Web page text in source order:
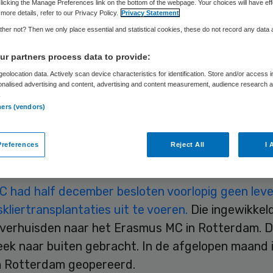
Skipr Redactie 19 januari 2016,10:57 38 keer gelezen
Universitair Medisch Centrum (LUMC) voert
uit. De moeilijkste ingrepen waren half
vanwege een ruzie tussen de chirurgen.
voor het conflict. Daarom kan de beperking
meldde het ziekenhuis dinsdag.
had half december besloten voorlopig geen
uit te voeren. Die
naar het Erasmus MC in Rotterdam.
naar buiten gebracht. In de afgelopen maand
Rotterdam geopereerd.
the Manage Preferences link on the bottom of the webpage. Your choices will have
details, refer to our Privacy Policy. Privacy Statement
not? Then we only place essential and statistical cookies, these do not record any data
partners process data to provide:
data. Actively scan device characteristics for identification. Store and/or access
advertising and content, advertising and content measurement, audience research
(vendors)
Reject All I